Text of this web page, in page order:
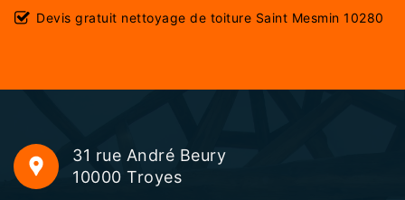
Devis gratuit nettoyage de toiture Saint Mesmin 10280
31 rue André Beury
10000 Troyes